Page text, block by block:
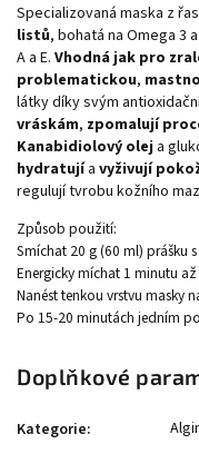
Specializovaná maska z
listů, bohatá na Omega 3
A a E. Vhodná jak pro
problematickou,
látky díky svým
vráskám, zpomalují
Kanabidiolový olej a
hydratujía vyživují
regulují tvrobu kožního
Způsob použití:
Smíchat 20 g (60 ml) prášku
Energicky míchat 1 minutu
Nanést tenkou vrstvu masky
Po 15-20 minutách jedním
Doplňkové
Kategorie: